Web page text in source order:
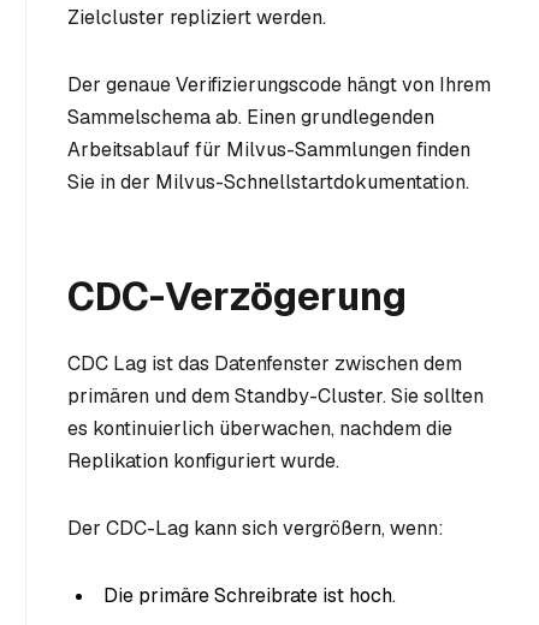
Zielcluster repliziert werden.
Der genaue Verifizierungscode hängt von Ihrem
Sammelschema ab. Einen grundlegenden
Arbeitsablauf für Milvus-Sammlungen finden
Sie in der Milvus-Schnellstartdokumentation.
CDC-Verzögerung
CDC Lag ist das Datenfenster zwischen dem
primären und dem Standby-Cluster. Sie sollten
es kontinuierlich überwachen, nachdem die
Replikation konfiguriert wurde.
Der CDC-Lag kann sich vergrößern, wenn:
Die primäre Schreibrate ist hoch.